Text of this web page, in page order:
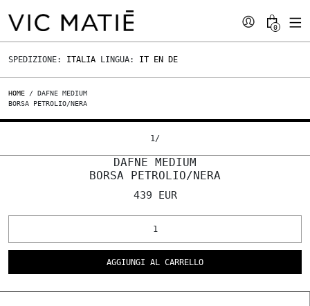
0
SPEDIZIONE: ITALIA LINGUA: IT EN DE
HOME / DAFNE MEDIUM
BORSA PETROLIO/NERA
DAFNE MEDIUM
BORSA PETROLIO/NERA
439 EUR
AGGIUNGI AL CARRELLO
1/